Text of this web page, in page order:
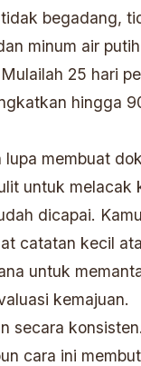
begadang,
minum air
25 hari
hingga
lupa membuat
untuk melacak
dicapai.
catatan kecil
untuk
kemajuan.
secara konsisten.
cara ini